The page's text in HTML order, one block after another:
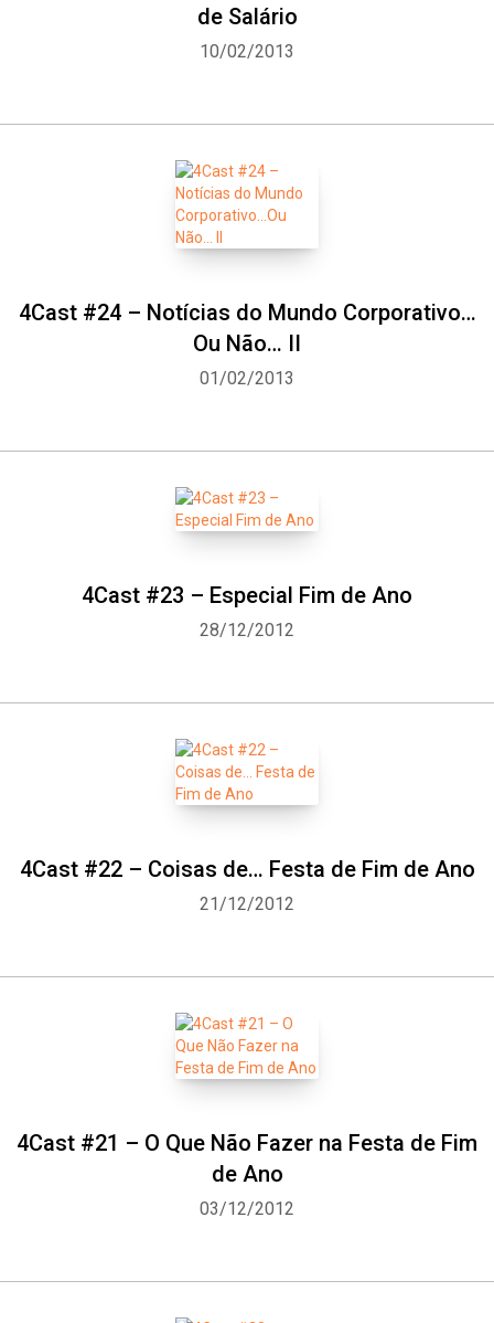
de Salário
10/02/2013
4Cast #24 – Notícias do Mundo Corporativo…
Ou Não… II
01/02/2013
4Cast #23 – Especial Fim de Ano
28/12/2012
4Cast #22 – Coisas de… Festa de Fim de Ano
21/12/2012
4Cast #21 – O Que Não Fazer na Festa de Fim
de Ano
03/12/2012